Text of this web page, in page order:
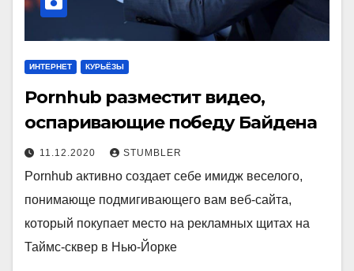
ИНТЕРНЕТ КУРЬЁЗЫ
Pornhub разместит видео,
оспаривающие победу Байдена
11.12.2020 STUMBLER
Pornhub активно создает себе имидж веселого,
понимающе подмигивающего вам веб-сайта,
который покупает место на рекламных щитах на
Таймс-сквер в Нью-Йорке